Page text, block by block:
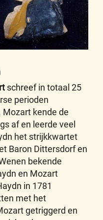
schreef in totaal 25
perioden
Mozart kende de
af en leerde veel
het strijkkwartet
Baron Dittersdorf en
bekende
en Mozart
in 1781
met het
getriggerd en